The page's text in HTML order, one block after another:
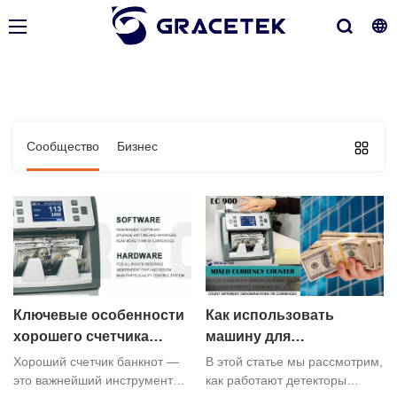
Сообщество Бизнес
Ключевые особенности
хорошего счетчика
банкнот для
эффективного и точного
Хороший счетчик банкнот —
это важнейший инструмент
Как использовать
машину для
обнаружения денег?
В этой статье мы рассмотрим,
как работают детекторы